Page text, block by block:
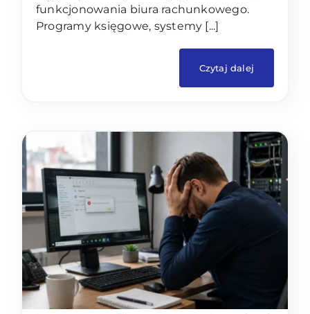
funkcjonowania biura rachunkowego.
Programy księgowe, systemy [...]
Czytaj dalej